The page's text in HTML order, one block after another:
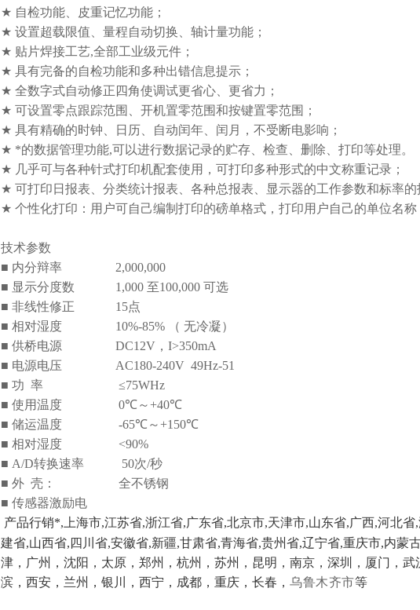
★ 自检功能、皮重记忆功能；
★ 设置超载限值、量程自动切换、轴计量功能；
★ 贴片焊接工艺,全部工业级元件；
★ 具有完备的自检功能和多种出错信息提示；
★ 全数字式自动修正四角使调试更省心、更省力；
★ 可设置零点跟踪范围、开机置零范围和按键置零范围；
★ 具有精确的时钟、日历、自动闰年、闰月，不受断电影响；
★ *的数据管理功能,可以进行数据记录的贮存、检查、删除、打印等处理。
★ 几乎可与各种针式打印机配套使用，可打印多种形式的中文称重记录；
★ 可打印日报表、分类统计报表、各种总报表、显示器的工作参数和标率的
★ 个性化打印：用户可自己编制打印的磅单格式，打印用户自己的单位名称
技术参数
■ 内分辩率 2,000,000
■ 显示分度数 1,000 至100,000 可选
■ 非线性修正 15点
■ 相对湿度 10%-85% （ 无冷凝）
■ 供桥电源 DC12V ， I>350mA
■ 电源电压 AC180-240V 49Hz-51
■ 功 率 ≤75WHz
■ 使用温度 0℃～+40℃
■ 储运温度 -65℃～+150℃
■ 相对湿度 <90%
■ A/D转换速率 50次/秒
■ 外 壳：
全不锈钢
■ 传感器激励电
产品行销*, 上海市,江苏省,浙江省,广东省,北京市,天津市,山东省,广西,河北省,
建省,山西省, 四川省,安徽省,新疆,甘肃省,青海省,贵州省,辽宁省,重庆市,内蒙
津，广州，沈阳，太原，郑州，杭州，苏州，昆明，南京，深圳，厦门，
滨，西安，兰州，银川，西宁，成都，重庆，长春， 乌鲁木齐市等